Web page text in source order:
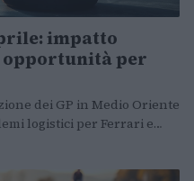
impatto
opportunità per
dei GP in Medio Oriente
logistici per Ferrari e…